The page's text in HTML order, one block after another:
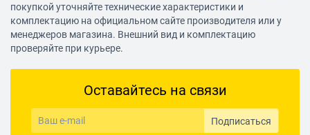
покупкой уточняйте технические характеристики и
комплектацию на официальном сайте производителя или у
менеджеров магазина. Внешний вид и комплектацию
проверяйте при курьере.
Оставайтесь на связи
Подписаться